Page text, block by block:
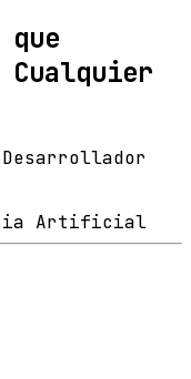
Artificial